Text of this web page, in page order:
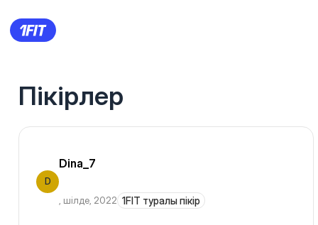
Пікірлер
D
Dina_7
, шілде, 2022 1FIT туралы пікір